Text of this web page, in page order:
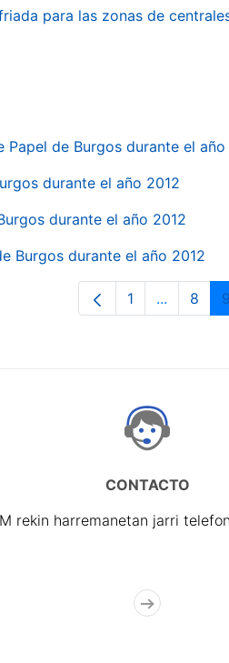
para las zonas de
de Burgos durante el año
durante el año 2012
durante el año 2012
Burgos durante el año 2012
Orrialdea
1 ... 8 9
CONTACTO
rekin harremanetan jarri